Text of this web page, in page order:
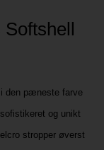
den pæneste farve
og unikt
stropper øverst